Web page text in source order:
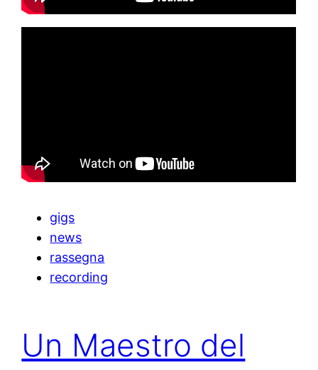
gigs
news
rassegna
recording
Un Maestro del